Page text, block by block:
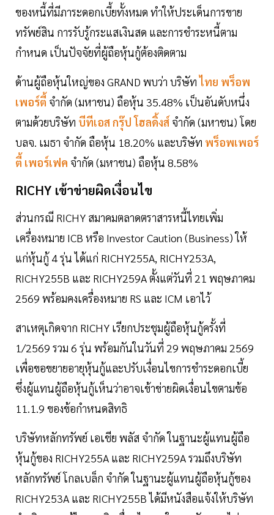
ของหนี้ที่มีภาระดอกเบี้ยทั้งหมด ทำให้ประเด็นการขาย
ทรัพย์สิน การรับรู้กระแสเงินสด และการชำระหนี้ตาม
กำหนด เป็นปัจจัยที่ผู้ถือหุ้นกู้ต้องติดตาม
ด้านผู้ถือหุ้นใหญ่ของ GRAND พบว่า บริษัทไทย พร็อพ
เพอร์ตี้ จำกัด (มหาชน) ถือหุ้น 35.48% เป็นอันดับหนึ่ง
ตามด้วยบริษัท บีทีเอส กรุ๊ป โฮลดิ้งส์ จำกัด (มหาชน) โดย
บลจ. เมธา จำกัด ถือหุ้น 18.20% และบริษัท พร็อพเพอร์
ตี้ เพอร์เฟค จำกัด (มหาชน) ถือหุ้น 8.58%
RICHY เข้าข่ายผิดเงื่อนไข
ส่วนกรณี RICHY สมาคมตลาดตราสารหนี้ไทยเพิ่ม
เครื่องหมาย ICB หรือ Investor Caution (Business) ให้
แก่หุ้นกู้ 4 รุ่น ได้แก่ RICHY255A, RICHY253A,
RICHY255B และ RICHY259A ตั้งแต่วันที่ 21 พฤษภาคม
2569 พร้อมคงเครื่องหมาย RS และ ICM เอาไว้
สาเหตุเกิดจาก RICHY เรียกประชุมผู้ถือหุ้นกู้ครั้งที่
1/2569 รวม 6 รุ่น พร้อมกันในวันที่ 29 พฤษภาคม 2569
เพื่อขอขยายอายุหุ้นกู้และปรับเงื่อนไขการชำระดอกเบี้ย
ซึ่งผู้แทนผู้ถือหุ้นกู้เห็นว่าอาจเข้าข่ายผิดเงื่อนไขตามข้อ
11.1.9 ของข้อกำหนดสิทธิ
บริษัทหลักทรัพย์ เอเชีย พลัส จำกัด ในฐานะผู้แทนผู้ถือ
หุ้นกู้ของ RICHY255A และ RICHY259A รวมถึงบริษัท
หลักทรัพย์ โกลเบล็ก จำกัด ในฐานะผู้แทนผู้ถือหุ้นกู้ของ
RICHY253A และ RICHY255B ได้มีหนังสือแจ้งให้บริษัท